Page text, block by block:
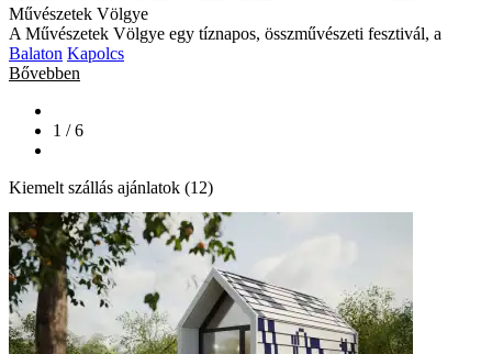
Művészetek Völgye
A Művészetek Völgye egy tíznapos, összművészeti fesztivál, a
Balaton Kapolcs
Bővebben
1 / 6
Kiemelt szállás ajánlatok (12)